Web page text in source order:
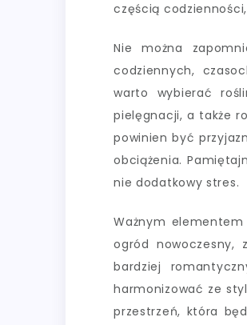
częścią
Nie można
codziennych,
warto wybierać
pielęgnacji, a także
powinien być
obciążenia.
nie dodatkowy stres.
Ważnym
ogród nowoczesny,
bardziej
harmonizować ze
przestrzeń, która